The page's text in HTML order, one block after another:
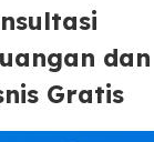
dan
Gratis